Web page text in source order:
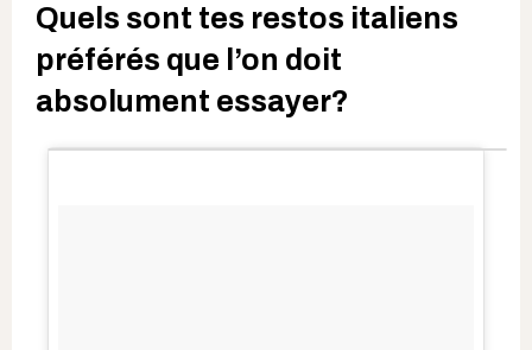
Quels sont tes restos italiens
préférés que l’on doit
absolument essayer?